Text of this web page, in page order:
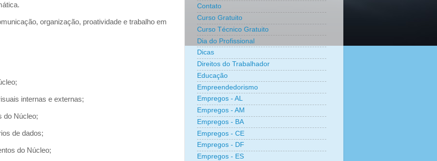
organização, proatividade e trabalho em
internas e externas;
do Núcleo;
de dados;
do Núcleo;
Contato
Curso Gratuito
Curso Técnico Gratuito
Dia do Profissional
Dicas
Direitos do Trabalhador
Educação
Empreendedorismo
Empregos - AL
Empregos - AM
Empregos - BA
Empregos - CE
Empregos - DF
Empregos - ES